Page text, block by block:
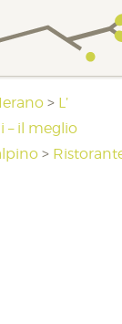
> L’
– il meglio
>